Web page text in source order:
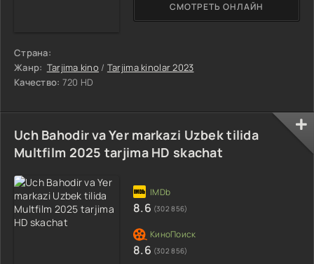
Страна:
Жанр: Tarjima kino / Tarjima kinolar 2023
Качество: 720 HD
СМОТРЕТЬ ОНЛАЙН
Uch Bahodir va Yer markazi Uzbek tilida
Multfilm 2025 tarjima HD skachat
8.6 (302 856)
8.6 (302 856)